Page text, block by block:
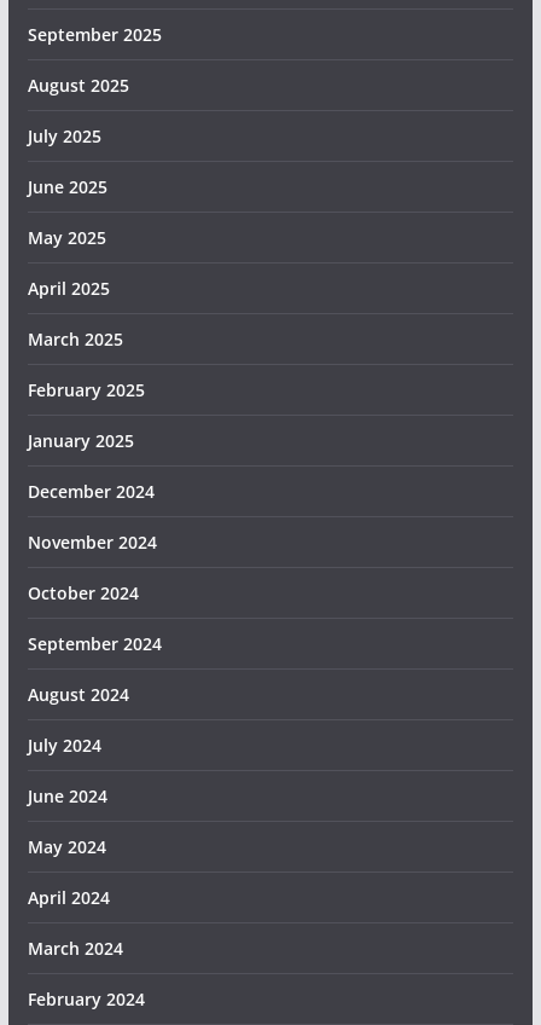
September 2025
August 2025
July 2025
June 2025
May 2025
April 2025
March 2025
February 2025
January 2025
December 2024
November 2024
October 2024
September 2024
August 2024
July 2024
June 2024
May 2024
April 2024
March 2024
February 2024